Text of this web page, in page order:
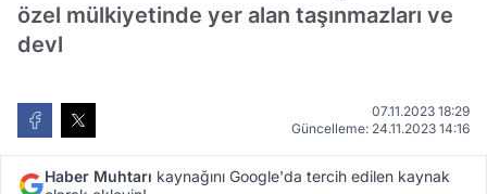
özel mülkiyetinde yer alan taşınmazları ve
devl
07.11.2023 18:29
Güncelleme: 24.11.2023 14:16
Haber Muhtarı kaynağını Google'da tercih edilen kaynak